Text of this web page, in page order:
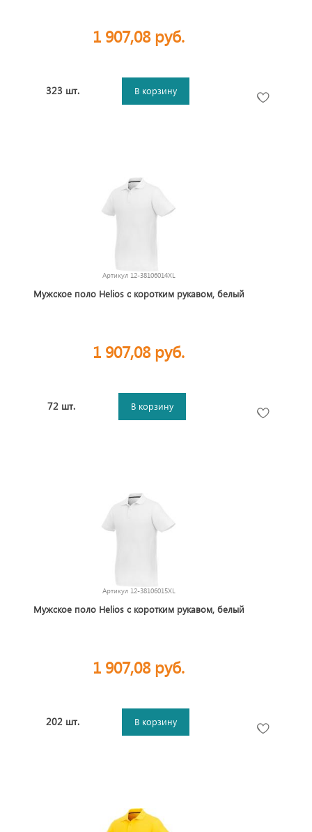
1 907,08 руб.
323 шт. В корзину
Артикул 12-38106014XL
Мужское поло Helios с коротким рукавом, белый
1 907,08 руб.
72 шт. В корзину
Артикул 12-38106015XL
Мужское поло Helios с коротким рукавом, белый
1 907,08 руб.
202 шт. В корзину